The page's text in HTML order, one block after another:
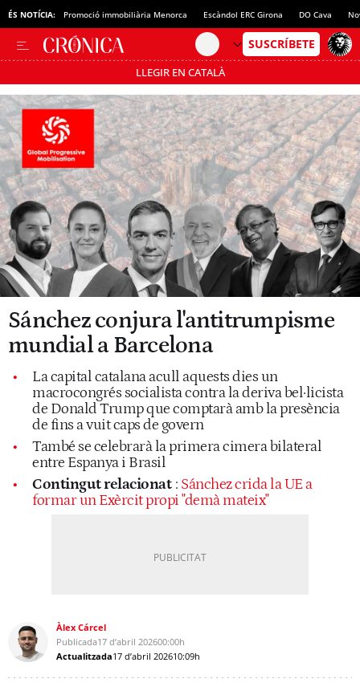
ÉS NOTÍCIA: Promoció immobiliària Menorca Escàndol ERC Girona DO Cava
LLEGIR EN CATALÀ
Passa’t al mode estalvi
Sánchez conjura l'antitrumpisme
mundial a Barcelona
La capital catalana acull aquests dies un
macrocongrés socialista contra la deriva bel·licista
de Donald Trump que comptarà amb la presència
de fins a vuit caps de govern
També se celebrarà la primera cimera bilateral
entre Espanya i Brasil
Contingut relacionat : Sánchez crida la UE a
formar un Exèrcit propi "demà mateix"
Àlex Cárcel
Publicada17 d’abril 202600:00h
Actualitzada17 d’abril 202610:09h